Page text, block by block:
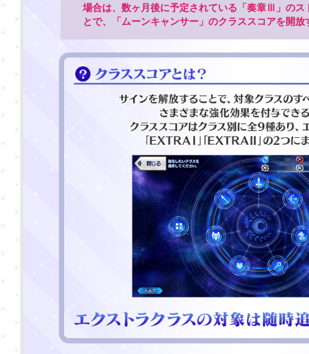
場合は、数ヶ月後に予定されている「奏章Ⅲ」のス
とで、「ムーンキャンサー」のクラススコアを開